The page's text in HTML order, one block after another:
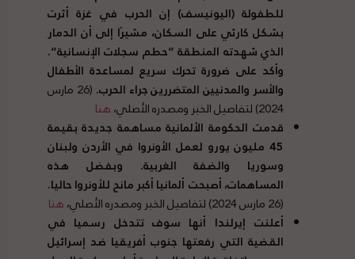
للطفولة(اليونيسف) إن الحرب في غزة أثرت
بشكل كارثي على السكان، مشيرًا إلى أن الدمار
الذي شهدته المنطقة“حطم سجلات الإنسانية“.
وأكد على ضرورة تحرك سريع لمساعدة الأطفال
والأسر والمدنيين المتضررين جراء الحرب.
(26 مارس
2024) لتفاصيل الخبر ومصدره الأصلي،
هنا
قدمت الحكومة الألمانية مساهمة جديدة بقيمة
45 مليون يورو لعمل الأونروا في الأردن ولبنان
وسوريا والضفة الغربية. وبفضل هذه
المساهمات، أصبحت ألمانيا أكبر مانح للأونروا حاليا.
(26 مارس 2024) لتفاصيل الخبر ومصدره الأصلي،
هنا
أعلنت إيرلندا أنها سوف تتدخل رسميا في
القضية التي رفعتها جنوب أفريقيا ضد إسرائيل